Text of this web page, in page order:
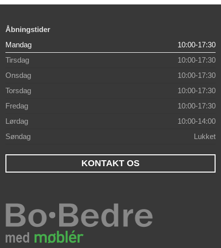
Åbningstider
Mandag
10:00-17:30
Tirsdag
10:00-17:30
Onsdag
10:00-17:30
Torsdag
10:00-17:30
Fredag
10:00-17:30
Lørdag
10:00-14:00
Søndag
Lukket
KONTAKT OS